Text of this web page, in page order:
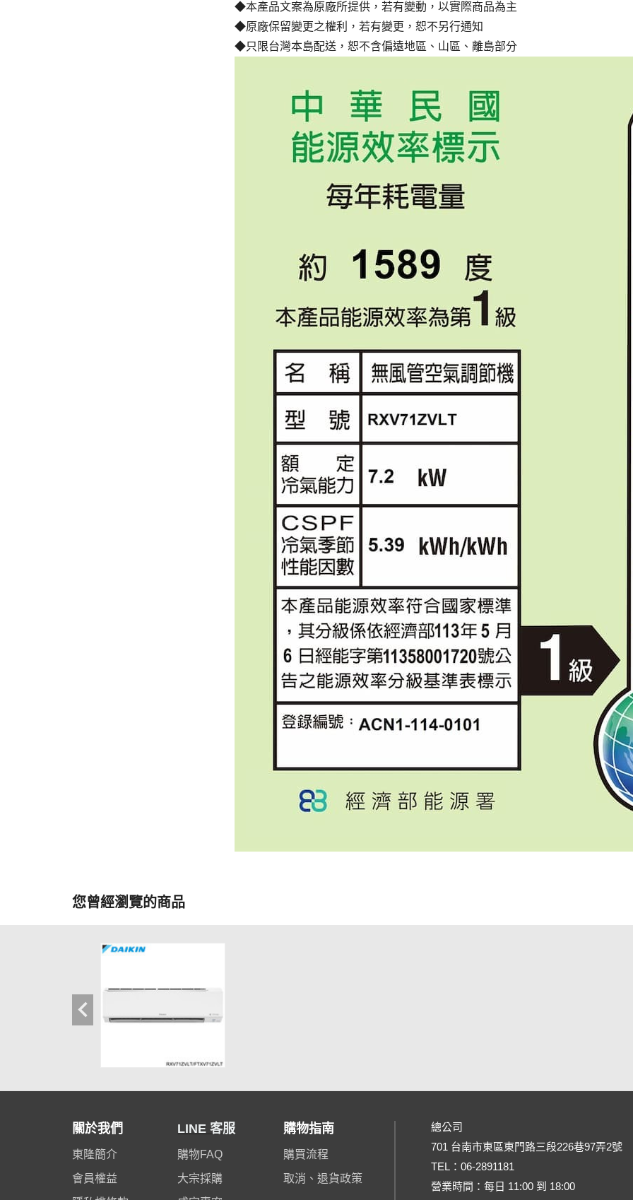
◆本產品文案為原廠所提供，若有變動，以實際商品為主
◆原廠保留變更之權利，若有變更，恕不另行通知
◆只限台灣本島配送，恕不含偏遠地區、山區、離島部分
您曾經瀏覽的商品
關於我們
東隆簡介
會員權益
LINE 客服
購物FAQ
大宗採購
購物指南
購買流程
取消、退貨政策
總公司
701 台南市東區東門路三段226巷97弄2號
TEL： 06-2891181
營業時間：每日 11:00 到 18:00